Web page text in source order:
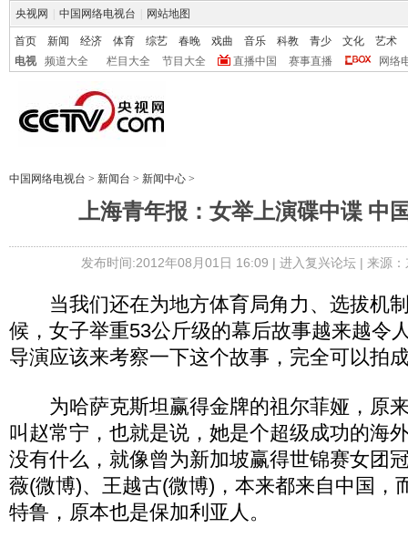
央视网 中国网络电视台 网站地图
首页 新闻 经济 体育 综艺 春晚 戏曲 音乐 科教 青少 文化
艺术
电视
频道大全 栏目大全 节目大全 直播中国 赛事直播 网络
中国网络电视台 > 新闻台 > 新闻中心 >
上海青年报：女举上演碟中谍 中
发布时间:2012年08月01日 16:09 | 进入复兴论坛| 来源
当我们还在为地方体育局角力、选拔机
候，女子举重53公斤级的幕后故事越来越令
导演应该来考察一下这个故事，完全可以拍
为哈萨克斯坦赢得金牌的祖尔菲娅，原
叫赵常宁，也就是说，她是个超级成功的海
没有什么，就像曾为新加坡赢得世锦赛女团
薇(微博)、王越古(微博)，本来都来自中国，
特鲁，原本也是保加利亚人。